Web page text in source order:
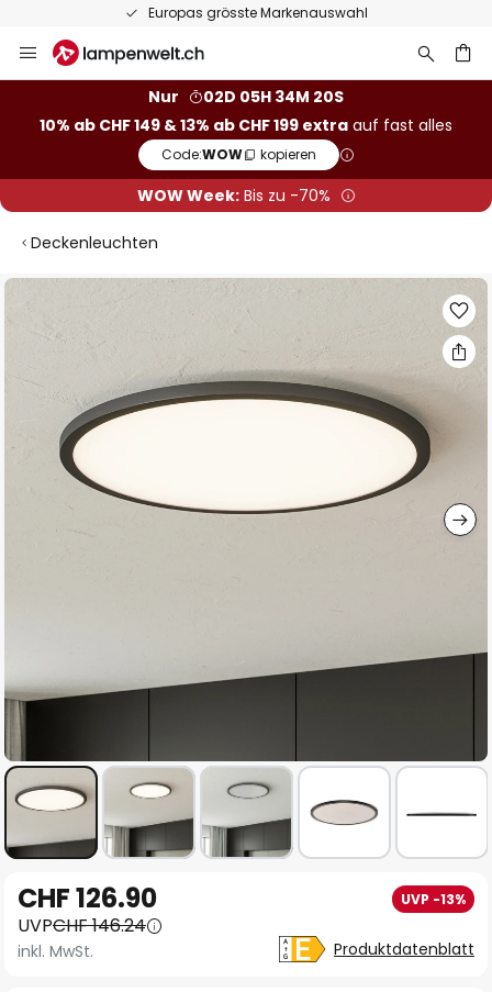
Europas grösste Markenauswahl
Inhalt
Nur
02D 05H 34M 19S
10% ab CHF 149 & 13% ab CHF 199 extra auf fast alles
Code:WOW kopieren
WOW Week:Bis zu -70%
Deckenleuchten
Zum
Ende
Bildgalerie
springen
Anfang
der
Bildgalerie
CHF 126.90 UVP -13%
UVPCHF 146.24
inkl. MwSt. Produktdatenblatt